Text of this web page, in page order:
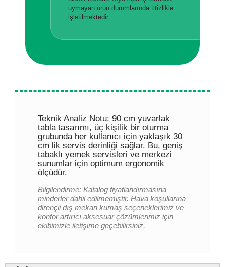
uymayan ürün durumlarında titizlikle
işletilmektedir.
Teknik Analiz Notu: 90 cm yuvarlak
tabla tasarımı, üç kişilik bir oturma
grubunda her kullanıcı için yaklaşık 30
cm lik servis derinliği sağlar. Bu, geniş
tabaklı yemek servisleri ve merkezi
sunumlar için optimum ergonomik
ölçüdür.
Bilgilendirme: Katalog fiyatlandırmasına
minderler dahil edilmemiştir. Hava koşullarına
dirençli dış mekan kumaş seçeneklerimiz ve
konfor artırıcı aksesuar çözümlerimiz için
ekibimizle iletişime geçebilirsiniz.